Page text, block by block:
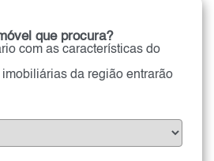
que procura?
com as características do
da região entrarão